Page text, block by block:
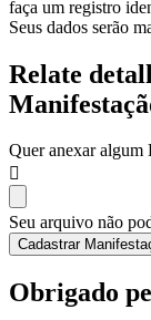
faça um registro
Seus dados serão
Relate
Quer anexar algum
Seu arquivo não
Cadastrar
Obrigado